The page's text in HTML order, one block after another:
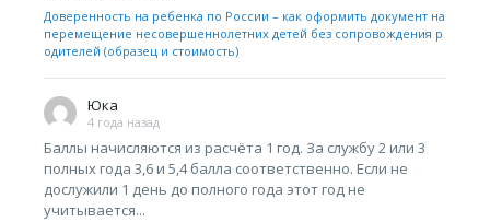
Доверенность на ребенка по России – как оформить документ на
перемещение несовершеннолетних детей без сопровождения р
одителей (образец и стоимость)
Юка
4 года назад
Баллы начисляются из расчёта 1 год. За службу 2 или 3
полных года 3,6 и 5,4 балла соответственно. Если не
дослужили 1 день до полного года этот год не
учитывается...